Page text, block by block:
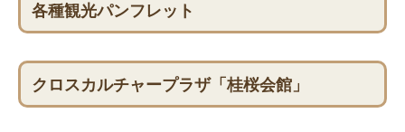
各種観光パンフレット
クロスカルチャープラザ「桂桜会館」